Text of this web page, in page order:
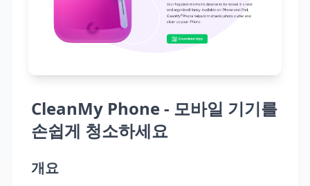
CleanMy Phone - 모바일 기기를
손쉽게 청소하세요
개요